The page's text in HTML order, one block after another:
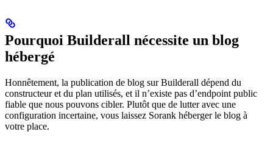
Pourquoi Builderall nécessite un blog
hébergé
Honnêtement, la publication de blog sur Builderall dépend du
constructeur et du plan utilisés, et il n’existe pas d’endpoint public
fiable que nous pouvons cibler. Plutôt que de lutter avec une
configuration incertaine, vous laissez Sorank héberger le blog à
votre place.